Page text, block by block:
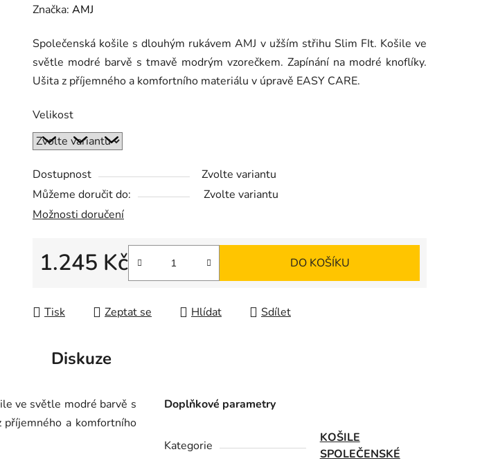
hodnocení
je
0,0
z
hvězdiček.
Značka: AMJ
Společenská košile s dlouhým rukávem AMJ v užším střihu Slim FIt. Košile ve
světle modré barvě s tmavě modrým vzorečkem. Zapínání na modré knoflíky.
Ušita z příjemného a komfortního materiálu v úpravě EASY CARE.
Velikost
Dostupnost
Zvolte variantu
Můžeme doručit do:
Zvolte variantu
Možnosti doručení
1.245 Kč DO KOŠÍKU
Tisk Zeptat se Hlídat Sdílet
Diskuze
ve světle modré barvě s
příjemného a komfortního
Doplňkové parametry
Kategorie
KOŠILE
SPOLEČENSKÉ